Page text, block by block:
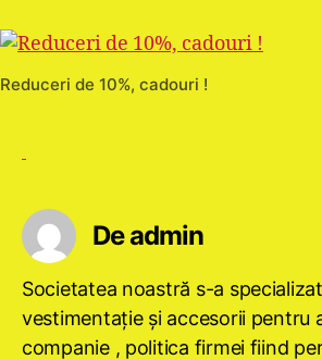
Reduceri de 10%, cadouri !
De admin
Societatea noastră s-a
vestimentaţie şi accesorii pentru
companie , politica firmei fiind